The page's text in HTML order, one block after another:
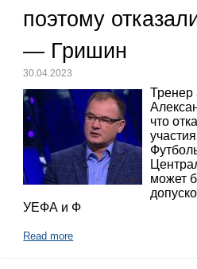
поэтому
— Гришин
30.04.2023
что
может
УЕФА и Ф
Read more